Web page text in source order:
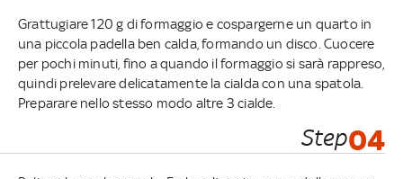
Grattugiare 120 g di formaggio e cospargerne un quarto in
una piccola padella ben calda, formando un disco. Cuocere
per pochi minuti, fino a quando il formaggio si sarà rappreso,
quindi prelevare delicatamente la cialda con una spatola.
Preparare nello stesso modo altre 3 cialde.
Step04